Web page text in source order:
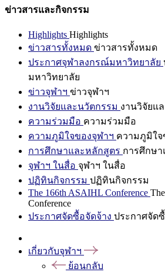
ข่าวสารและกิจกรรม
Highlights Highlights
ข่าวสารทั้งหมด ข่าวสารทั้งหมด
ประกาศจุฬาลงกรณ์มหาวิทยาลัย
มหาวิทยาลัย
ข่าวจุฬาฯ ข่าวจุฬาฯ
งานวิจัยและนวัตกรรม งานวิจัยแ
ความร่วมมือ ความร่วมมือ
ความภูมิใจของจุฬาฯ ความภูมิใจ
การศึกษาและหลักสูตร การศึกษ
จุฬาฯ ในสื่อ จุฬาฯ ในสื่อ
ปฏิทินกิจกรรม ปฏิทินกิจกรรม
The 166th ASAIHL Conference
Conference
ประกาศจัดซื้อจัดจ้าง ประกาศจัด
เกี่ยวกับจุฬาฯ
ย้อนกลับ